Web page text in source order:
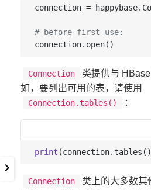
connection =
# before first use:
Connection
类提供与
如，要列出可用的表，请使用
Connection.tables() ：
print (connection.tables()
Connection
类上的大多数其